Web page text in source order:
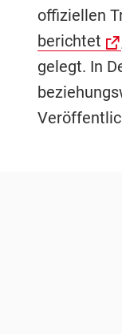
offiziellen
berichtet
gelegt. In